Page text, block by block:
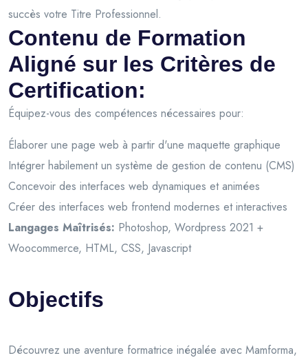
succès votre Titre Professionnel.
Contenu de Formation
Aligné sur les Critères de
Certification:
Équipez-vous des compétences nécessaires pour:
Élaborer une page web à partir d'une maquette graphique
Intégrer habilement un système de gestion de contenu (CMS)
Concevoir des interfaces web dynamiques et animées
Créer des interfaces web frontend modernes et interactives
Langages Maîtrisés: Photoshop, Wordpress 2021 +
Woocommerce, HTML, CSS, Javascript
Objectifs
Découvrez une aventure formatrice inégalée avec Mamforma,